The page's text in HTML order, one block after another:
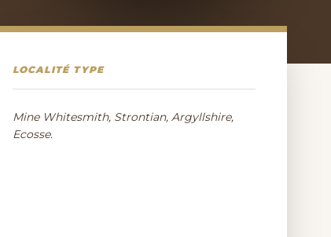
LOCALITÉ TYPE
Mine Whitesmith, Strontian, Argyllshire,
Ecosse.